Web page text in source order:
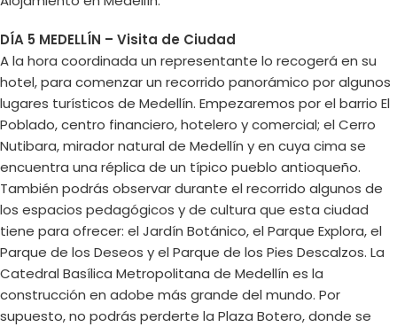
DÍA 5 MEDELLÍN – Visita de Ciudad
A la hora coordinada un representante lo recogerá en su
hotel, para comenzar un recorrido panorámico por algunos
lugares turísticos de Medellín. Empezaremos por el barrio El
Poblado, centro financiero, hotelero y comercial; el Cerro
Nutibara, mirador natural de Medellín y en cuya cima se
encuentra una réplica de un típico pueblo antioqueño.
También podrás observar durante el recorrido algunos de
los espacios pedagógicos y de cultura que esta ciudad
tiene para ofrecer: el Jardín Botánico, el Parque Explora, el
Parque de los Deseos y el Parque de los Pies Descalzos. La
Catedral Basílica Metropolitana de Medellín es la
construcción en adobe más grande del mundo. Por
supuesto, no podrás perderte la Plaza Botero, donde se